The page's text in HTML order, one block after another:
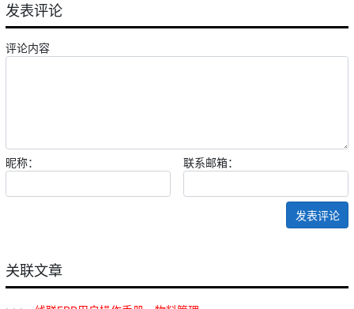
发表评论
评论内容
昵称： 联系邮箱：
发表评论
关联文章